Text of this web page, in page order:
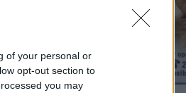
of your personal or
opt-out section to
you may